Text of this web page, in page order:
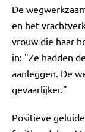
De
en het
vrouw die haar
in: "Ze hadden
aanleggen. De
gevaarlijker."
Positieve